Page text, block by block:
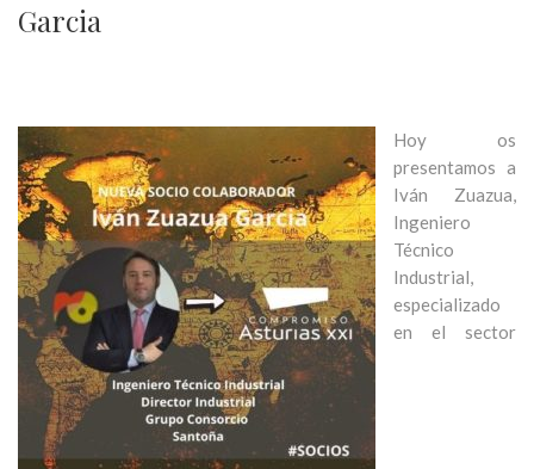
Garcia
Hoy os
presentamos a
Iván Zuazua,
Ingeniero
Técnico
Industrial,
especializado
en el sector